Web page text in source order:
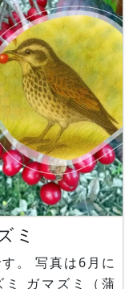
ミ
6月に